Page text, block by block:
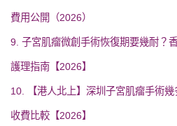
費用公開（2026）
9. 子宮肌瘤微創手術恢復期要幾耐？
護理指南【2026】
10. 【港人北上】深圳子宮肌瘤手術
收費比較【2026】